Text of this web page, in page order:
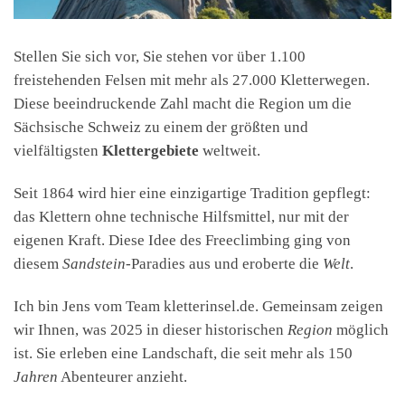
Stellen Sie sich vor, Sie stehen vor über 1.100
freistehenden Felsen mit mehr als 27.000 Kletterwegen.
Diese beeindruckende Zahl macht die Region um die
Sächsische Schweiz zu einem der größten und
vielfältigsten Klettergebiete weltweit.
Seit 1864 wird hier eine einzigartige Tradition gepflegt:
das Klettern ohne technische Hilfsmittel, nur mit der
eigenen Kraft. Diese Idee des Freeclimbing ging von
diesem Sandstein-Paradies aus und eroberte die Welt.
Ich bin Jens vom Team kletterinsel.de. Gemeinsam zeigen
wir Ihnen, was 2025 in dieser historischen Region möglich
ist. Sie erleben eine Landschaft, die seit mehr als 150
Jahren Abenteurer anzieht.